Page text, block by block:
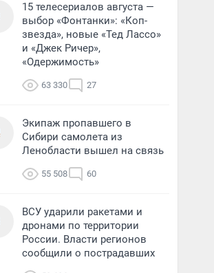
15 телесериалов августа —
выбор «Фонтанки»: «Коп-
звезда», новые «Тед Лассо»
и «Джек Ричер»,
«Одержимость»
63 330 27
Экипаж пропавшего в
Сибири самолета из
Ленобласти вышел на связь
55 508 60
ВСУ ударили ракетами и
дронами по территории
России. Власти регионов
сообщили о пострадавших